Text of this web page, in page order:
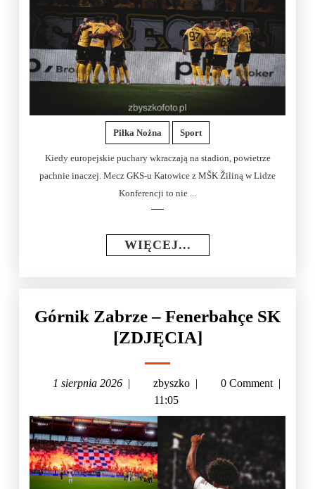
Piłka Nożna Sport
Kiedy europejskie puchary wkraczają na stadion, powietrze
pachnie inaczej. Mecz GKS-u Katowice z MŠK Žiliną w Lidze
Konferencji to nie ...
WIĘCEJ...
Górnik Zabrze – Fenerbahçe SK
[ZDJĘCIA]
1 sierpnia 2026 | zbyszko | 0 Comment |
11:05